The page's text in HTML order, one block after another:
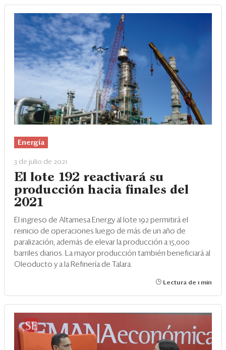
Energía
3 de julio de 2021
El lote 192 reactivará su
producción hacia finales del
2021
El ingreso de Altamesa Energy al lote 192 permitirá el
reinicio de operaciones luego de más de un año de
paralización, además de elevar la producción a 15,000
barriles diarios. La mayor producción también beneficiará al
Oleoducto y a la Refinería de Talara.
Lectura de 1 min